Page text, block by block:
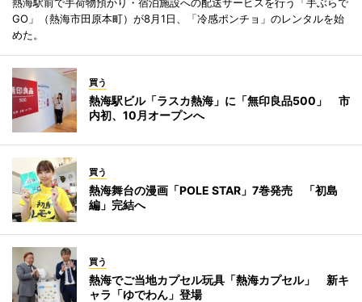
GO」（熱海市田原本町）が8月1日、「冷感ポンチョ」のレンタルを始
めた。
買う
熱海駅ビル「ラスカ熱海」に「無印良品500」 市
内初、10月オープンへ
買う
熱海舞台の漫画「POLE STAR」7巻発売 「初島
編」完結へ
買う
熱海でご当地カプセル玩具「熱海カプセル」 新キ
ャラ「ゆでわん」登場